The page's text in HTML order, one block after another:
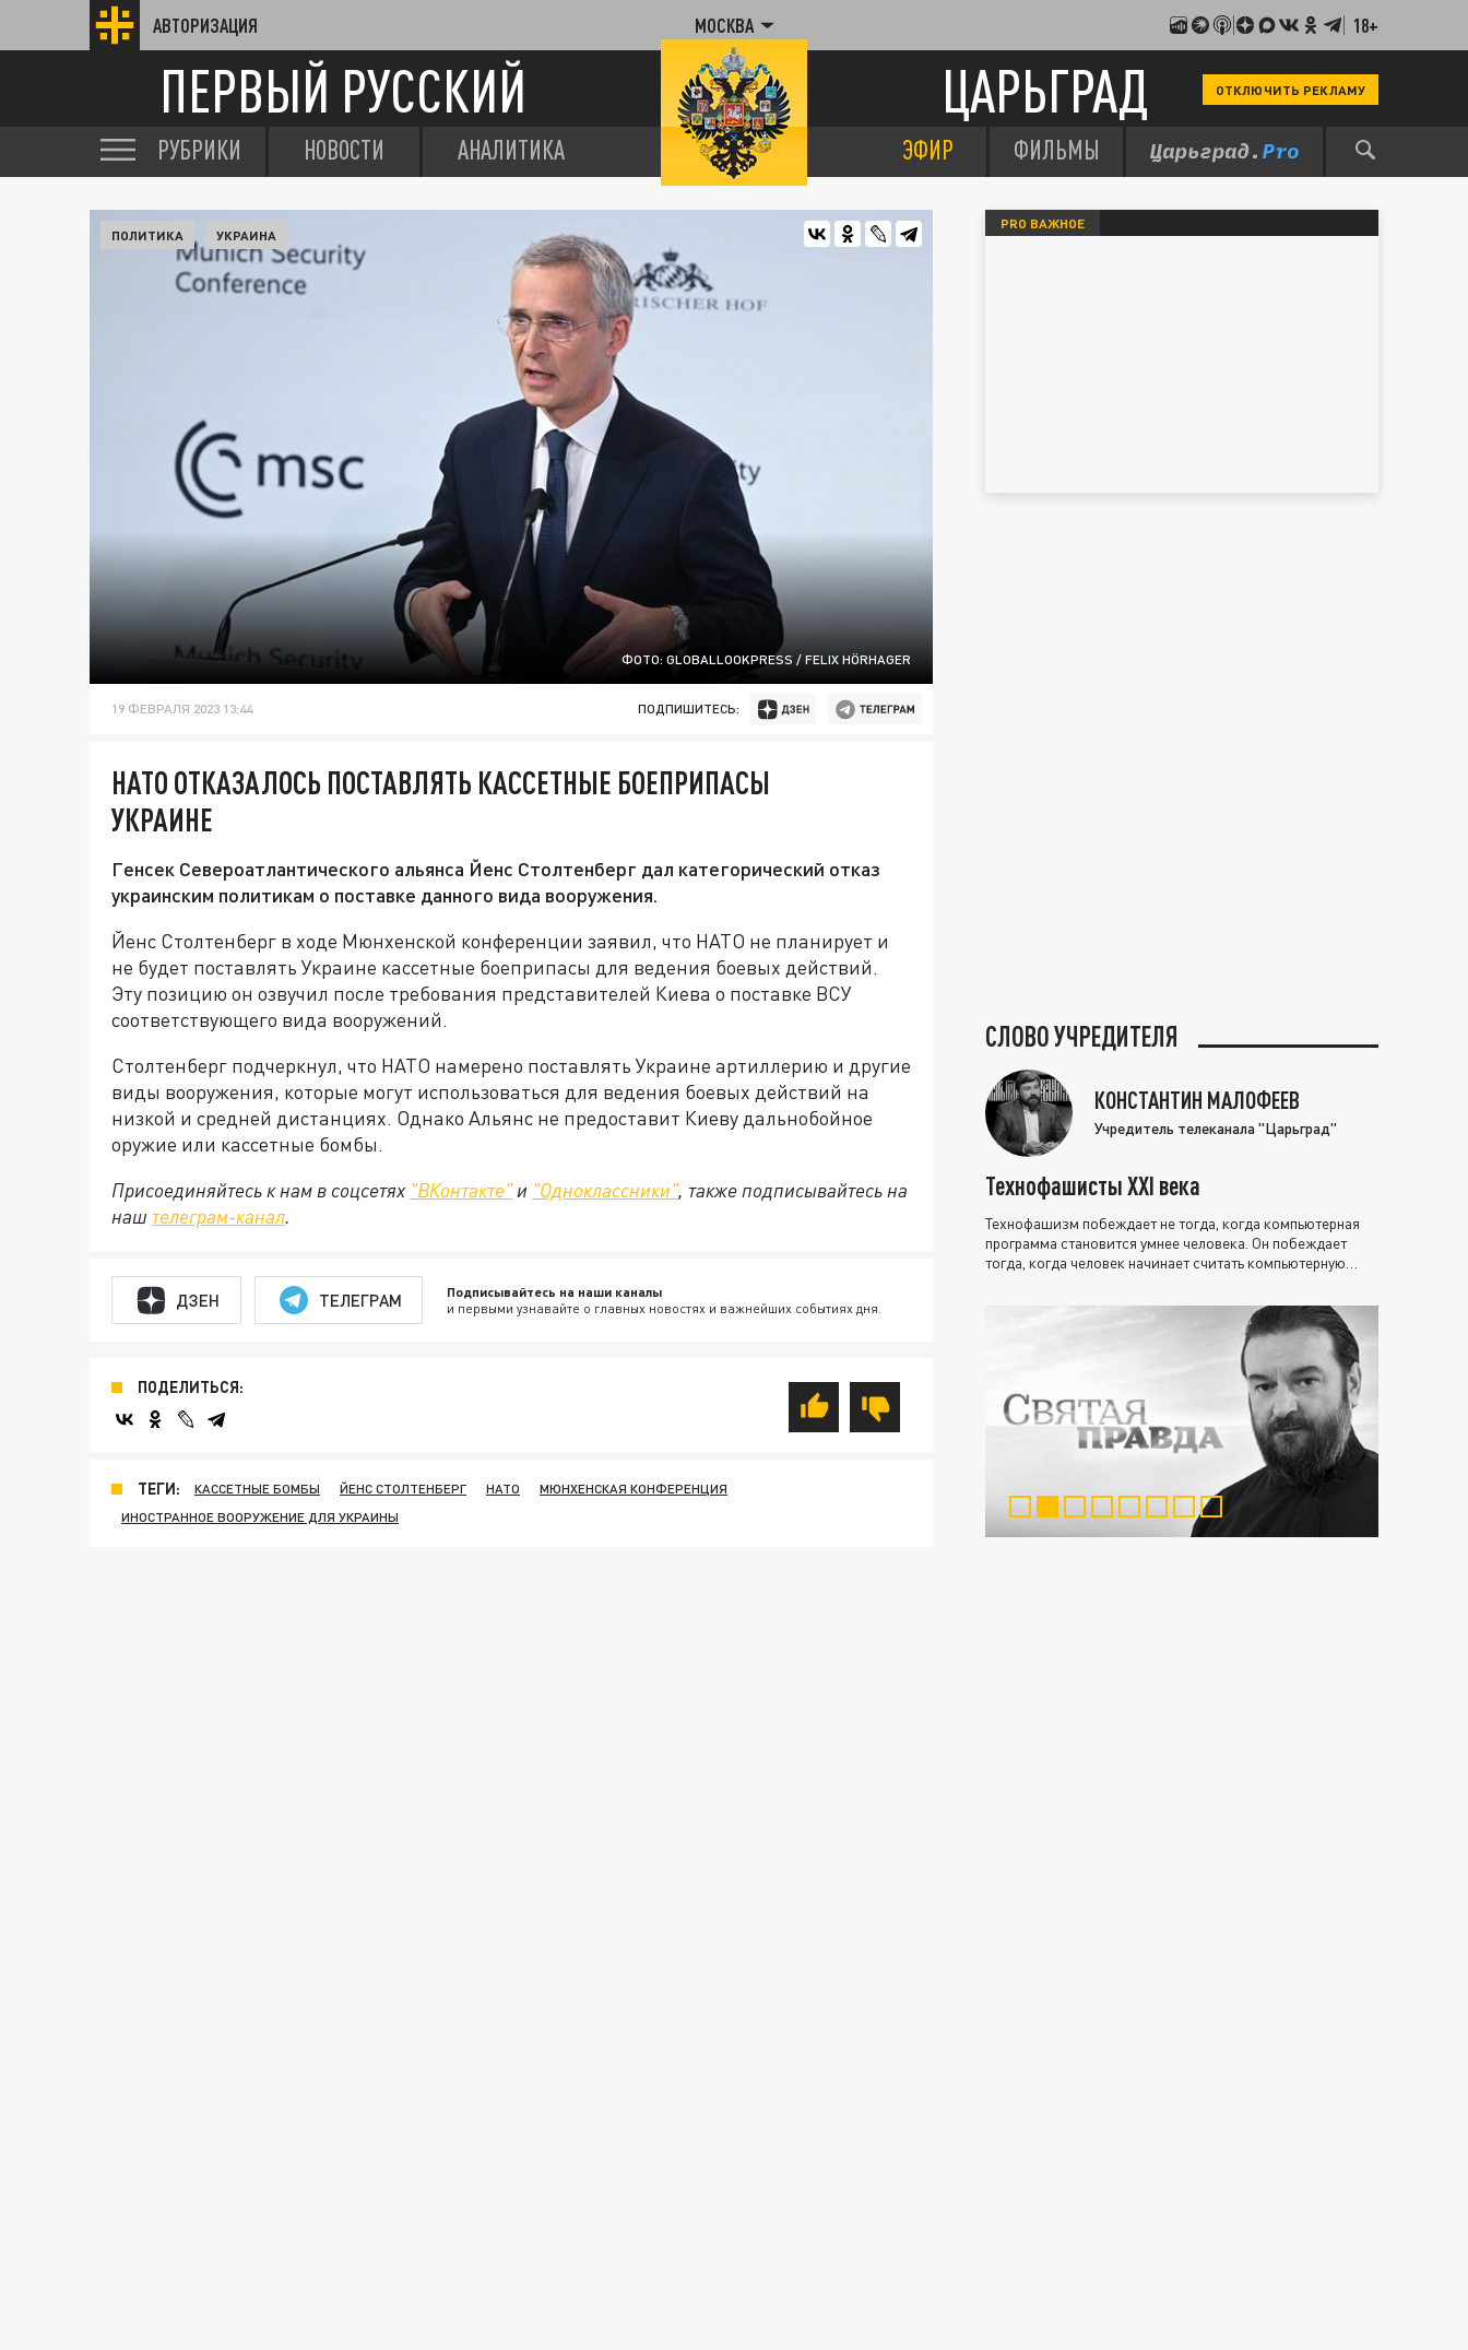
АВТОРИЗАЦИЯ МОСКВА 18+
ПЕРВЫЙ РУССКИЙ ЦАРЬГРАД ОТКЛЮЧИТЬ РЕКЛАМУ
РУБРИКИ НОВОСТИ АНАЛИТИКА ЭФИР ФИЛЬМЫ
ФОТО: GLOBALLOOKPRESS / FELIX HÖRHAGER
ПОЛИТИКА УКРАИНА
19 ФЕВРАЛЯ 2023 13:44 ПОДПИШИТЕСЬ:
НАТО ОТКАЗАЛОСЬ ПОСТАВЛЯТЬ КАССЕТНЫЕ БОЕПРИПАСЫ
УКРАИНЕ
Генсек Североатлантического альянса Йенс Столтенберг дал категорический отказ
украинским политикам о поставке данного вида вооружения.
Йенс Столтенберг в ходе Мюнхенской конференции заявил, что НАТО не планирует и
не будет поставлять Украине кассетные боеприпасы для ведения боевых действий.
Эту позицию он озвучил после требования представителей Киева о поставке ВСУ
соответствующего вида вооружений.
Столтенберг подчеркнул, что НАТО намерено поставлять Украине артиллерию и другие
виды вооружения, которые могут использоваться для ведения боевых действий на
низкой и средней дистанциях. Однако Альянс не предоставит Киеву дальнобойное
оружие или кассетные бомбы.
Присоединяйтесь к нам в соцсетях "ВКонтакте"и "Одноклассники", также подписывайтесь на
наш телеграм-канал.
ДЗЕН ТЕЛЕГРАМ Подписывайтесь на наши каналы
и первыми узнавайте о главных новостях и важнейших событиях дня.
ПОДЕЛИТЬСЯ:
ТЕГИ: КАССЕТНЫЕ БОМБЫ ЙЕНС СТОЛТЕНБЕРГ НАТО
МЮНХЕНСКАЯ КОНФЕРЕНЦИЯ
ИНОСТРАННОЕ ВООРУЖЕНИЕ ДЛЯ УКРАИНЫ
PRO ВАЖНОЕ
СЛОВО УЧРЕДИТЕЛЯ
КОНСТАНТИН МАЛОФЕЕВ
Учредитель телеканала "Царьград"
Технофашисты XXI века
Технофашизм побеждает не тогда, когда компьютерная
программа становится умнее человека. Он побеждает
тогда, когда человек начинает считать компьютерную